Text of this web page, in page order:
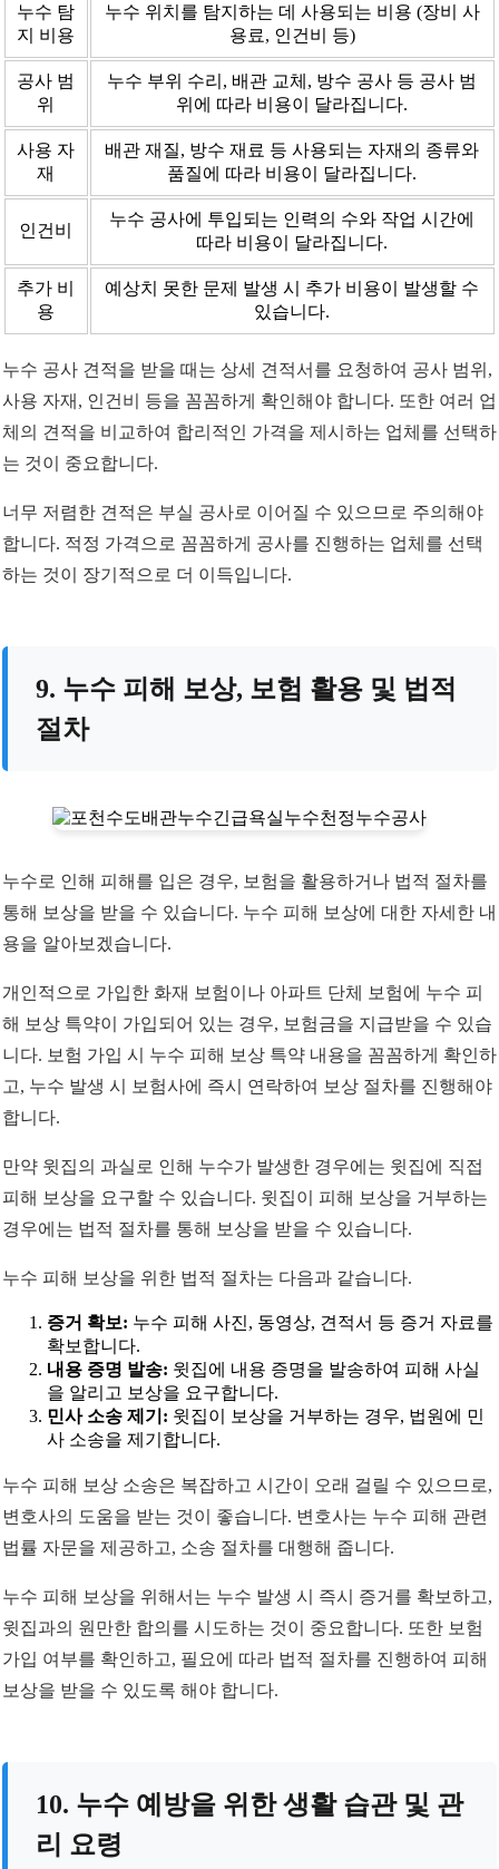
누수 탐
지 비용
누수 위치를 탐지하는 데 사용되는 비용 (장비 사
용료, 인건비 등)
공사 범
위
누수 부위 수리, 배관 교체, 방수 공사 등 공사 범
위에 따라 비용이 달라집니다.
사용 자
재
배관 재질, 방수 재료 등 사용되는 자재의 종류와
품질에 따라 비용이 달라집니다.
인건비
누수 공사에 투입되는 인력의 수와 작업 시간에
따라 비용이 달라집니다.
추가 비
용
예상치 못한 문제 발생 시 추가 비용이 발생할 수
있습니다.
누수 공사 견적을 받을 때는 상세 견적서를 요청하여 공사 범위,
사용 자재, 인건비 등을 꼼꼼하게 확인해야 합니다. 또한 여러 업
체의 견적을 비교하여 합리적인 가격을 제시하는 업체를 선택하
는 것이 중요합니다.
너무 저렴한 견적은 부실 공사로 이어질 수 있으므로 주의해야
합니다. 적정 가격으로 꼼꼼하게 공사를 진행하는 업체를 선택
하는 것이 장기적으로 더 이득입니다.
9. 누수 피해 보상, 보험 활용 및 법적
절차
누수로 인해 피해를 입은 경우, 보험을 활용하거나 법적 절차를
통해 보상을 받을 수 있습니다. 누수 피해 보상에 대한 자세한 내
용을 알아보겠습니다.
개인적으로 가입한 화재 보험이나 아파트 단체 보험에 누수 피
해 보상 특약이 가입되어 있는 경우, 보험금을 지급받을 수 있습
니다. 보험 가입 시 누수 피해 보상 특약 내용을 꼼꼼하게 확인하
고, 누수 발생 시 보험사에 즉시 연락하여 보상 절차를 진행해야
합니다.
만약 윗집의 과실로 인해 누수가 발생한 경우에는 윗집에 직접
피해 보상을 요구할 수 있습니다. 윗집이 피해 보상을 거부하는
경우에는 법적 절차를 통해 보상을 받을 수 있습니다.
누수 피해 보상을 위한 법적 절차는 다음과 같습니다.
증거 확보: 누수 피해 사진, 동영상, 견적서 등 증거 자료를
확보합니다.
내용 증명 발송: 윗집에 내용 증명을 발송하여 피해 사실
을 알리고 보상을 요구합니다.
민사 소송 제기: 윗집이 보상을 거부하는 경우, 법원에 민
사 소송을 제기합니다.
누수 피해 보상 소송은 복잡하고 시간이 오래 걸릴 수 있으므로,
변호사의 도움을 받는 것이 좋습니다. 변호사는 누수 피해 관련
법률 자문을 제공하고, 소송 절차를 대행해 줍니다.
누수 피해 보상을 위해서는 누수 발생 시 즉시 증거를 확보하고,
윗집과의 원만한 합의를 시도하는 것이 중요합니다. 또한 보험
가입 여부를 확인하고, 필요에 따라 법적 절차를 진행하여 피해
보상을 받을 수 있도록 해야 합니다.
10. 누수 예방을 위한 생활 습관 및 관
리 요령